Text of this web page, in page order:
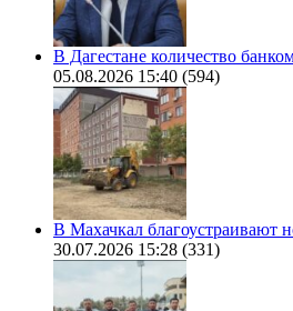
В Дагестане количество
05.08.2026 15:40 (594)
В Махачкал благоустраивают
30.07.2026 15:28 (331)